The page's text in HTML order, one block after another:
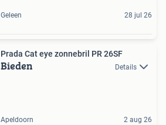
Geleen 28 jul 26
Prada Cat eye zonnebril PR 26SF
Bieden Details
Apeldoorn 2 aug 26